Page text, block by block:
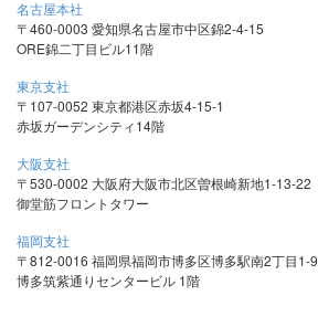
名古屋本社
〒460-0003 愛知県名古屋市中区錦2-4-15
ORE錦二丁目ビル11階
東京支社
〒107-0052 東京都港区赤坂4-15-1
赤坂ガーデンシティ14階
大阪支社
〒530-0002 大阪府大阪市北区曽根崎新地1-13-22
御堂筋フロントタワー
福岡支社
〒812-0016 福岡県福岡市博多区博多駅南2丁目1-9
博多筑紫通りセンタービル 1階